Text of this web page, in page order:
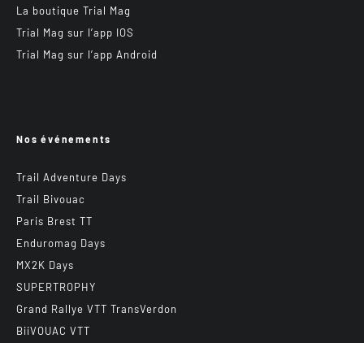
La boutique Trial Mag
Trial Mag sur l’app IOS
Trial Mag sur l’app Android
Nos événements
Trail Adventure Days
Trail Bivouac
Paris Brest TT
Enduromag Days
MX2K Days
SUPERTROPHY
Grand Rallye VTT TransVerdon
BiiVOUAC VTT